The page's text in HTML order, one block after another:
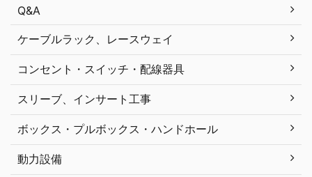
Q&A
ケーブルラック、レースウェイ
コンセント・スイッチ・配線器具
スリーブ、インサート工事
ボックス・プルボックス・ハンドホール
動力設備